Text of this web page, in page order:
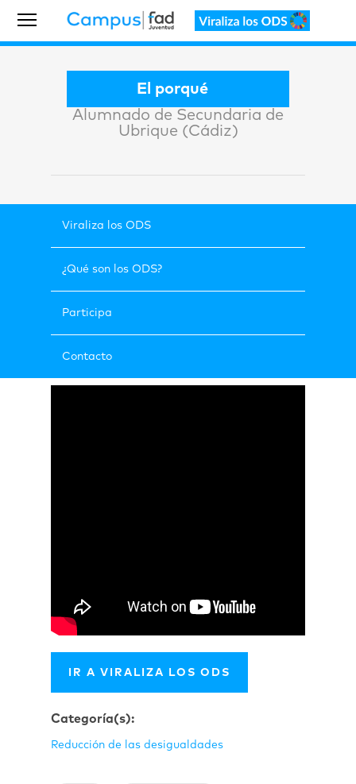
El porqué
Alumnado de Secundaria de
Ubrique (Cádiz)
Viraliza los ODS
¿Qué son los ODS?
Participa
Contacto
IR A VIRALIZA LOS ODS
Categoría(s):
Reducción de las desigualdades